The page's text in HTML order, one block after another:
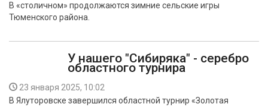
В «столичном» продолжаются зимние сельские игры
Тюменского района.
У нашего "Сибиряка" - серебро
областного турнира
23 января 2025, 10:02
В Ялуторовске завершился областной турнир «Золотая